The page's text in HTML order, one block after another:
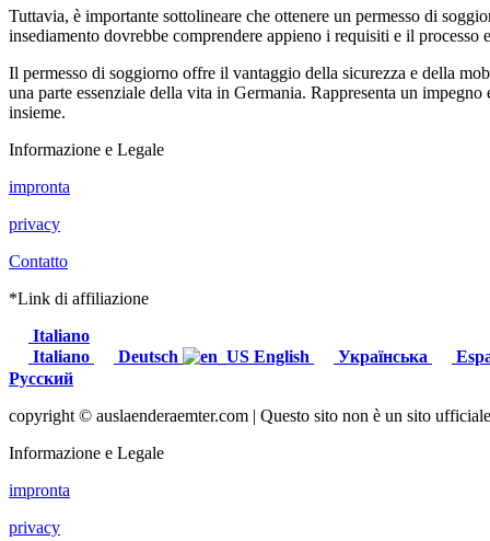
Tuttavia, è importante sottolineare che ottenere un permesso di
insediamento dovrebbe comprendere appieno i requisiti e il processo
Il permesso di soggiorno offre il vantaggio della sicurezza e della
una parte essenziale della vita in Germania. Rappresenta un
insieme.
Informazione e Legale
impronta
privacy
Contatto
*Link di affiliazione
Italiano
Italiano
Deutsch English Українська
Русский
copyright © auslaenderaemter.com | Questo sito non è un sito
Informazione e Legale
impronta
privacy